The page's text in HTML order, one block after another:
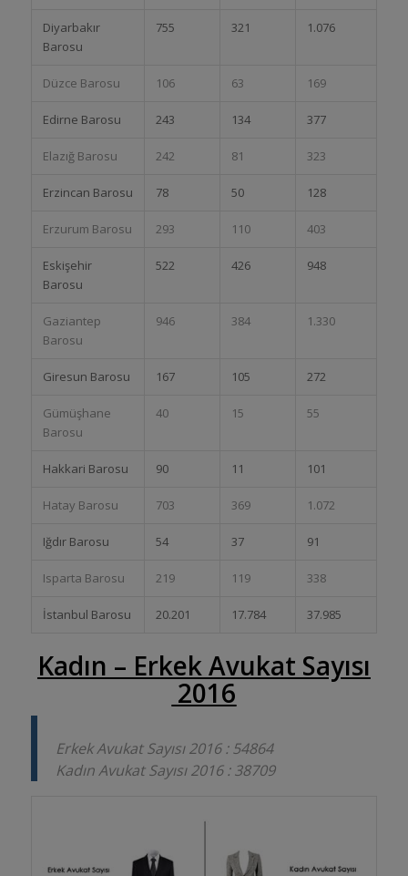
Diyarbakır
Barosu
755 321 1.076
Düzce Barosu 106 63 169
Edirne Barosu 243 134 377
Elazığ Barosu 242 81 323
Erzincan Barosu 78 50 128
Erzurum Barosu 293 110 403
Eskişehir
Barosu
522 426 948
Gaziantep
Barosu
946 384 1.330
Giresun Barosu 167 105 272
Gümüşhane
Barosu
40 15 55
Hakkari Barosu 90 11 101
Hatay Barosu 703 369 1.072
Iğdır Barosu 54 37 91
Isparta Barosu 219 119 338
İstanbul Barosu 20.201 17.784 37.985
Kadın – Erkek Avukat Sayısı
2016
Erkek Avukat Sayısı 2016 : 54864
Kadın Avukat Sayısı 2016 : 38709